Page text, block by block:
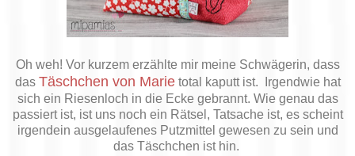
Oh weh! Vor kurzem erzählte mir meine Schwägerin, dass
das Täschchen von Marietotal kaputt ist. Irgendwie hat
sich ein Riesenloch in die Ecke gebrannt. Wie genau das
passiert ist, ist uns noch ein Rätsel, Tatsache ist, es scheint
irgendein ausgelaufenes Putzmittel gewesen zu sein und
das Täschchen ist hin.